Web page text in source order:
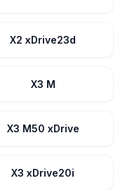
X2 xDrive23d
X3 M
X3 M50 xDrive
X3 xDrive20i